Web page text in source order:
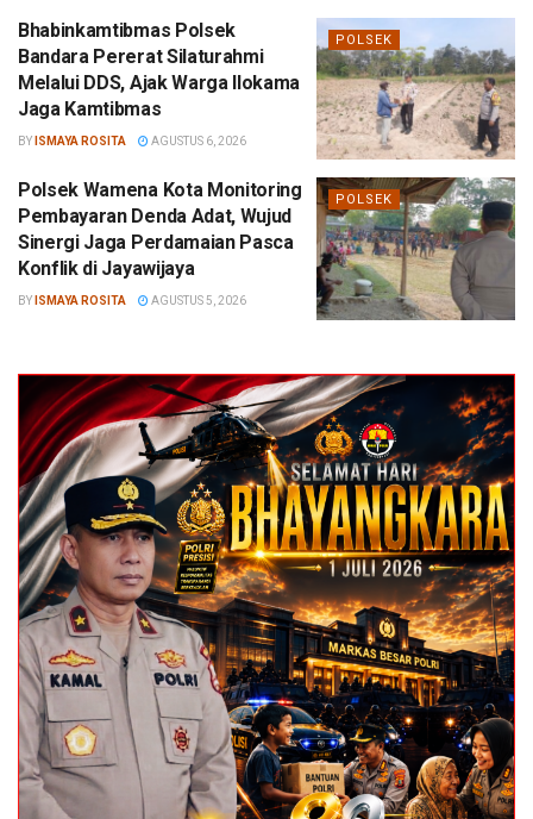
POLSEK
Bhabinkamtibmas Polsek
Bandara Pererat Silaturahmi
Melalui DDS, Ajak Warga Ilokama
Jaga Kamtibmas
BY ISMAYA ROSITA AGUSTUS 6, 2026
POLSEK
Polsek Wamena Kota Monitoring
Pembayaran Denda Adat, Wujud
Sinergi Jaga Perdamaian Pasca
Konflik di Jayawijaya
BY ISMAYA ROSITA AGUSTUS 5, 2026